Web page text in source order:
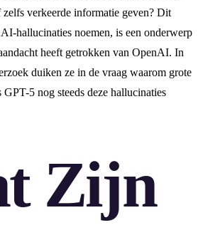
verkeerde informatie geven? Dit
hallucinaties noemen, is een onderwerp
heeft getrokken van OpenAI. In
duiken ze in de vraag waarom grote
GPT-5 nog steeds deze hallucinaties
Zijn